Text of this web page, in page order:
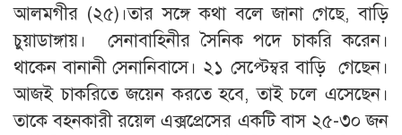
আলমগীর (২৫)।তার সঙ্গে কথা বলে জানা গেছে, বাড়ি
চুয়াডাঙ্গায়। সেনাবাহিনীর সৈনিক পদে চাকরি করেন।
থাকেন বানানী সেনানিবাসে। ২১ সেপ্টেম্বর বাড়ি গেছেন।
আজই চাকরিতে জয়েন করতে হবে, তাই চলে এসেছেন।
তাকে বহনকারী রয়েল এক্সপ্রেসের একটি বাস ২৫-৩০ জন